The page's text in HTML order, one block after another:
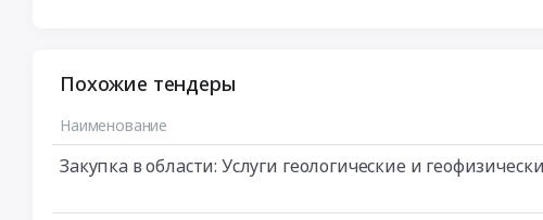
Похожие тендеры
Наименование
Закупка в области: Услуги геологические и